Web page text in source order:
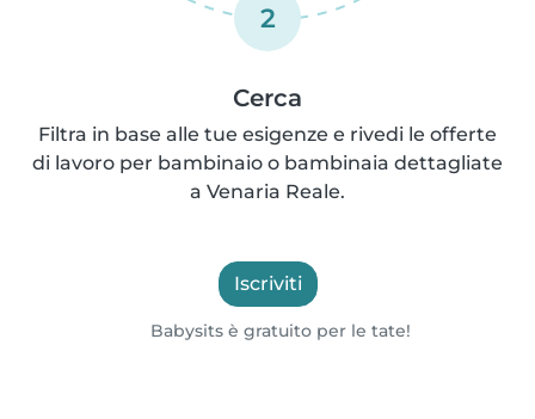
2
Cerca
Filtra in base alle tue esigenze e rivedi le offerte
di lavoro per bambinaio o bambinaia dettagliate
a Venaria Reale.
Iscriviti
Babysits è gratuito per le tate!